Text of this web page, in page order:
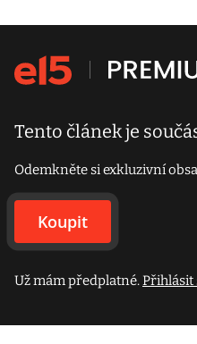
Tento článek je
Odemkněte si exkluzivní
Koupit
Už mám předplatné.Přihlásit